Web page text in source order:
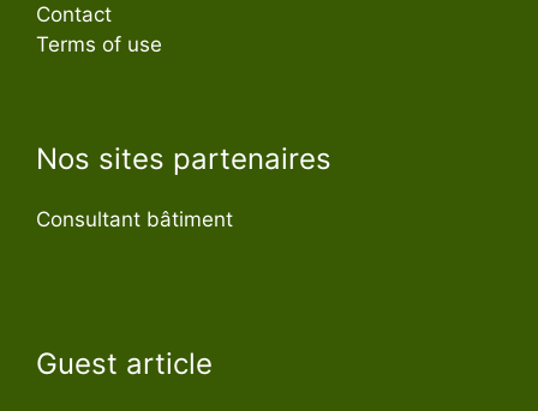
Contact
Terms of use
Nos sites partenaires
Consultant bâtiment
Guest article